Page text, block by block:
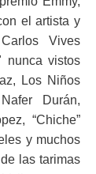
el artista y
Vives
nunca vistos
Los Niños
Durán,
“Chiche”
y muchos
las tarimas